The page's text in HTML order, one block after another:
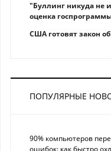
"Буллинг никуда не
оценка
США готовят закон
ПОПУЛЯРНЫЕ
90% компьютеров